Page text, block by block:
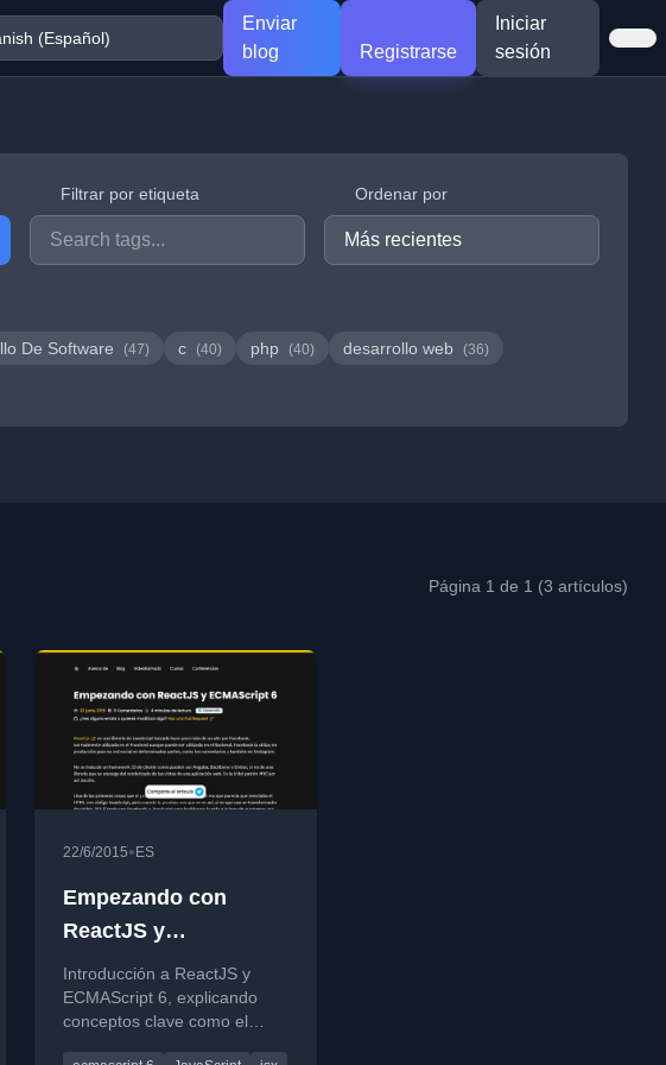
Enviar
blog
Registrarse
Iniciar
sesión
Filtrar por etiqueta Ordenar por
De Software (47) c (40) php (40) desarrollo web (36)
Página 1 de 1 (3 artículos)
22/6/2015• ES
Empezando con
ReactJS y
ECMAScript 6
Introducción a ReactJS y
ECMAScript 6, explicando
conceptos clave como el